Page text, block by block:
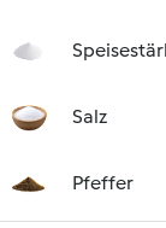
Salz
Pfeffer